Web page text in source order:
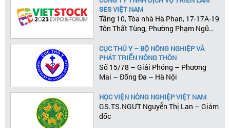
SES VIỆT NAM
Tầng 10, Tòa nhà Hà Phan, 17-17A-19
Tôn Thất Tùng, Phường Phạm Ngũ
CỤC THÚ Y – BỘ NÔNG NGHIỆP VÀ
PHÁT TRIỂN NÔNG THÔN
Số 15/78 – Giải Phóng – Phương
Mai – Đống Đa – Hà Nội
HỌC VIỆN NÔNG NGHIỆP VIỆT NAM
GS.TS.NGƯT Nguyễn Thị Lan – Giám
đốc